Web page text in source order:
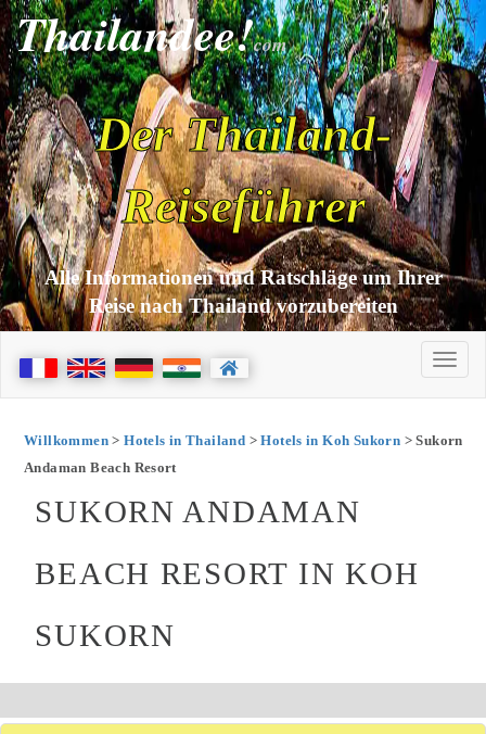
Thailandee!com
Der Thailand-
Reiseführer
Alle Informationen und Ratschläge um Ihrer
Reise nach Thailand vorzubereiten
Willkommen>Hotels in Thailand >Hotels in Koh Sukorn > Sukorn
Andaman Beach Resort
SUKORN ANDAMAN
BEACH RESORT IN KOH
SUKORN